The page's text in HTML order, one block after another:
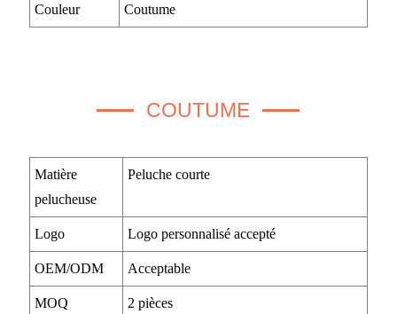
Couleur Coutume
COUTUME
Matière
pelucheuse
Peluche courte
Logo Logo personnalisé accepté
OEM/ODM Acceptable
MOQ 2 pièces